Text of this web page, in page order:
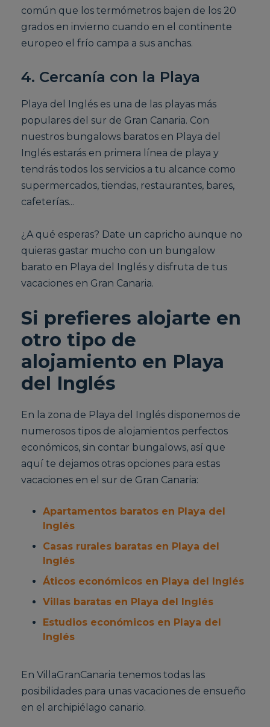
común que los termómetros bajen de los 20
grados en invierno cuando en el continente
europeo el frío campa a sus anchas.
4. Cercanía con la Playa
Playa del Inglés es una de las playas más
populares del sur de Gran Canaria. Con
nuestros bungalows baratos en Playa del
Inglés estarás en primera línea de playa y
tendrás todos los servicios a tu alcance como
supermercados, tiendas, restaurantes, bares,
cafeterías...
¿A qué esperas? Date un capricho aunque no
quieras gastar mucho con un bungalow
barato en Playa del Inglés y disfruta de tus
vacaciones en Gran Canaria.
Si prefieres alojarte en
otro tipo de
alojamiento en Playa
del Inglés
En la zona de Playa del Inglés disponemos de
numerosos tipos de alojamientos perfectos
económicos, sin contar bungalows, así que
aquí te dejamos otras opciones para estas
vacaciones en el sur de Gran Canaria:
Apartamentos baratos en Playa del
Inglés
Casas rurales baratas en Playa del
Inglés
Áticos económicos en Playa del Inglés
Villas baratas en Playa del Inglés
Estudios económicos en Playa del
Inglés
En VillaGranCanaria tenemos todas las
posibilidades para unas vacaciones de ensueño
en el archipiélago canario.